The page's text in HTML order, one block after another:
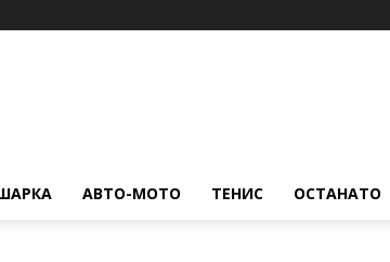
АВТО-МОТО ТЕНИС ОСТАНАТО